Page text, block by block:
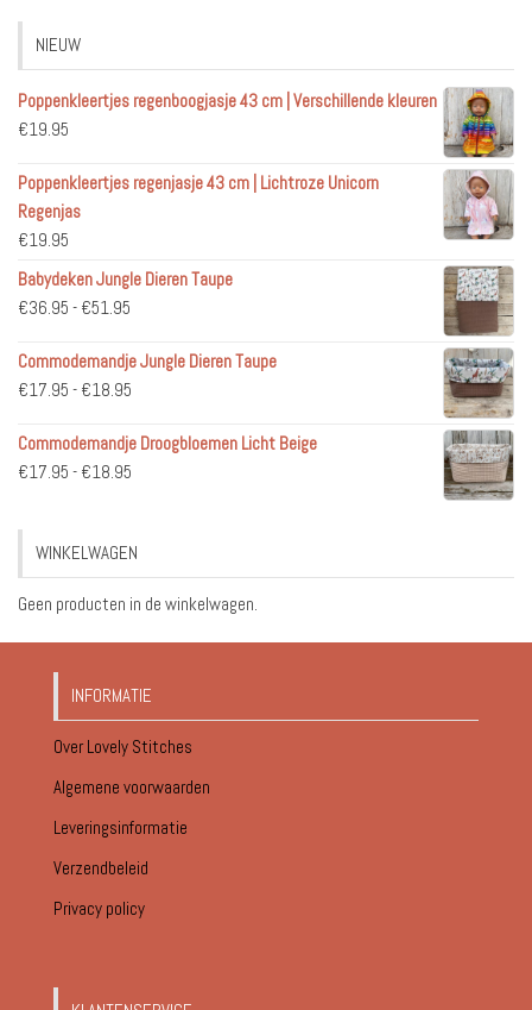
NIEUW
Poppenkleertjes regenboogjasje 43 cm | Verschillende kleuren
€19.95
Poppenkleertjes regenjasje 43 cm | Lichtroze Unicorn
Regenjas
€19.95
Babydeken Jungle Dieren Taupe
€36.95 - €51.95
tot
€51.95
Commodemandje Jungle Dieren Taupe
€17.95 - €18.95
tot
Commodemandje Droogbloemen Licht Beige
€17.95 - €18.95
€18.95
WINKELWAGEN
Geen producten in de winkelwagen.
INFORMATIE
Over Lovely Stitches
Algemene voorwaarden
Leveringsinformatie
Verzendbeleid
Privacy policy